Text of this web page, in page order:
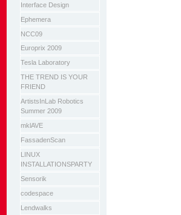
Interface Design
Ephemera
NCC09
Europrix 2009
Tesla Laboratory
THE TREND IS YOUR
FRIEND
ArtistsInLab Robotics
Summer 2009
mklAVE
FassadenScan
LINUX
INSTALLATIONSPARTY
Sensorik
codespace
Lendwalks